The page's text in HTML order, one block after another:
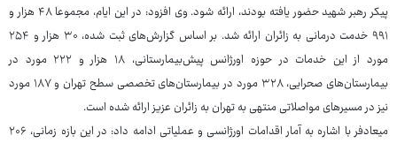
پیکر رهبر شهید حضور یافته بودند، ارائه شود. وی افزود: در این ایام، مجموعا ۴۸ هزار و
۹۹۱ خدمت درمانی به زائران ارائه شد. بر اساس گزارش‌های ثبت شده، ۳۰ هزار و ۲۵۴
مورد از این خدمات در حوزه اورژانس پیش‌بیمارستانی، ۱۸ هزار و ۲۲۲ مورد در
بیمارستان‌های صحرایی، ۳۲۸ مورد در بیمارستان‌های تخصصی سطح تهران و ۱۸۷ مورد
نیز در مسیرهای مواصلاتی منتهی به تهران به زائران عزیز ارائه شده است.
میعادفر با اشاره به آمار اقدامات اورژانسی و عملیاتی ادامه داد: در این بازه زمانی، ۲۰۶